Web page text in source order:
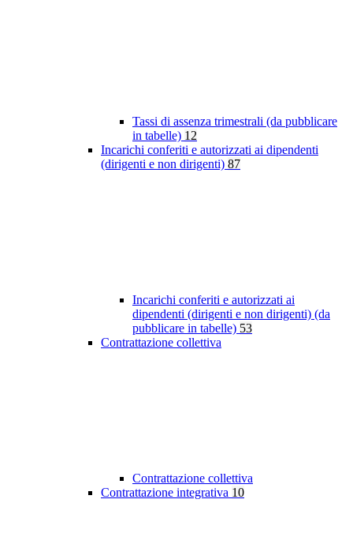
Tassi di assenza trimestrali (da pubblicare
in tabelle) 12
Incarichi conferiti e autorizzati ai dipendenti
(dirigenti e non dirigenti) 87
Incarichi conferiti e autorizzati ai
dipendenti (dirigenti e non dirigenti) (da
pubblicare in tabelle) 53
Contrattazione collettiva
Contrattazione collettiva
Contrattazione integrativa 10